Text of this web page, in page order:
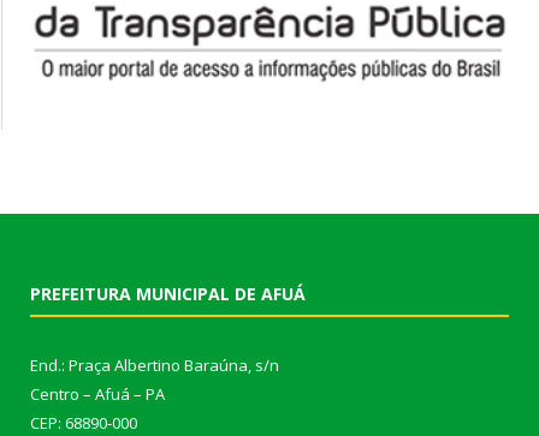
PREFEITURA MUNICIPAL DE AFUÁ
End.: Praça Albertino Baraúna, s/n
Centro – Afuá – PA
CEP: 68890-000